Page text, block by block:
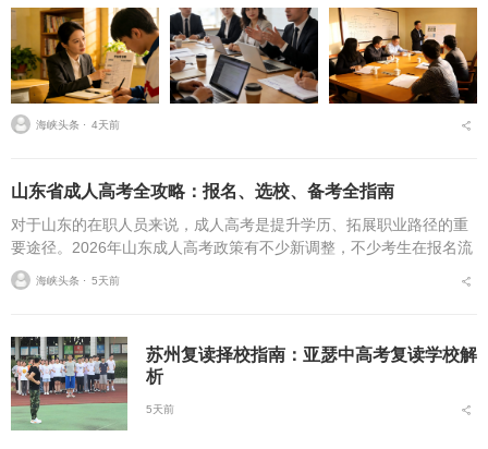
海峡头条 ⋅ 4天前
山东省成人高考全攻略：报名、选校、备考全指南
对于山东的在职人员来说，成人高考是提升学历、拓展职业路径的重
要途径。2026年山东成人高考政策有不少新调整，不少考生在报名流
程、条件筛选、院校选择等方面存在诸多疑问，本文将从报名全流
程、报考条件、院校...
海峡头条 ⋅ 5天前
苏州复读择校指南：亚瑟中高考复读学校解
析
5天前